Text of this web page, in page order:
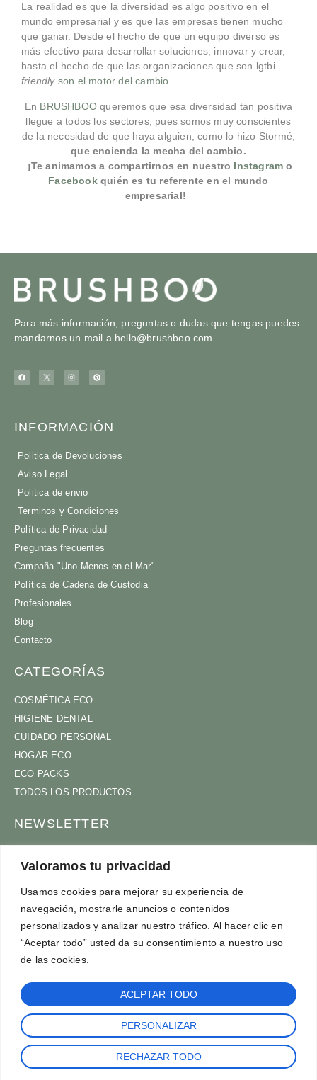
Valoramos tu privacidad
Usamos cookies para mejorar su experiencia de
navegación, mostrarle anuncios o contenidos
personalizados y analizar nuestro tráfico. Al hacer clic en
“Aceptar todo” usted da su consentimiento a nuestro uso
de las cookies.
PERSONALIZAR
RECHAZAR TODO
ACEPTAR TODO
La realidad es que la diversidad es algo positivo en el
mundo empresarial y es que las empresas tienen mucho
que ganar. Desde el hecho de que un equipo diverso es
más efectivo para desarrollar soluciones, innovar y crear,
hasta el hecho de que las organizaciones que son lgtbi
friendly son el motor del cambio.
En BRUSHBOO queremos que esa diversidad tan positiva
llegue a todos los sectores, pues somos muy conscientes
de la necesidad de que haya alguien, como lo hizo Stormé,
que encienda la mecha del cambio.
¡Te animamos a compartirnos en nuestro Instagram o
Facebookquién es tu referente en el mundo
empresarial!
Para más información, preguntas o dudas que tengas puedes
mandarnos un mail a hello@brushboo.com
INFORMACIÓN
Politica de Devoluciones
Aviso Legal
Politica de envio
Terminos y Condiciones
Política de Privacidad
Preguntas frecuentes
Campaña "Uno Menos en el Mar"
Política de Cadena de Custodia
Profesionales
Blog
Contacto
CATEGORÍAS
COSMÉTICA ECO
HIGIENE DENTAL
CUIDADO PERSONAL
HOGAR ECO
ECO PACKS
TODOS LOS PRODUCTOS
NEWSLETTER
ACEPTOTÉRMINOS Y CONDICIONES
SUSCRÍBETE
©2024 BRUSHBOO | PRODUCTOS ECOLÓGICOS.